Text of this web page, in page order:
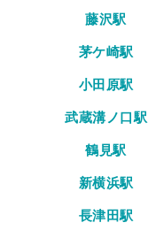
藤沢駅
茅ケ崎駅
小田原駅
武蔵溝ノ口駅
鶴見駅
新横浜駅
長津田駅